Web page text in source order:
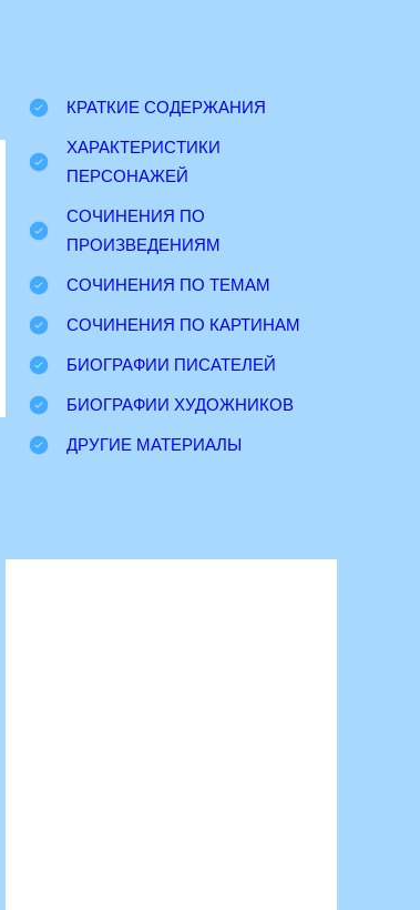
КРАТКИЕ СОДЕРЖАНИЯ
ХАРАКТЕРИСТИКИ
ПЕРСОНАЖЕЙ
СОЧИНЕНИЯ ПО
ПРОИЗВЕДЕНИЯМ
СОЧИНЕНИЯ ПО ТЕМАМ
СОЧИНЕНИЯ ПО КАРТИНАМ
БИОГРАФИИ ПИСАТЕЛЕЙ
БИОГРАФИИ ХУДОЖНИКОВ
ДРУГИЕ МАТЕРИАЛЫ